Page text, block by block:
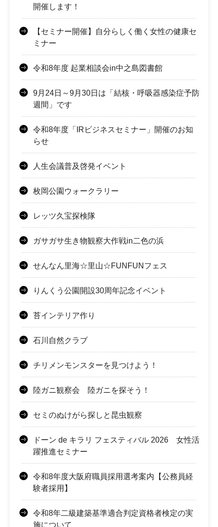
開催します！
【セミナー開催】自分らしく働く女性の健康セ
ミナー
令和8年度 起業相談会in中之島図書館
9月24日～9月30日は「結核・呼吸器感染症予防
週間」です
令和8年度「IRビジネスセミナー」開催のお知
らせ
人生会議普及啓発イベント
枚岡公園ウォークラリー
レッツ久宝探検隊
ガサガサ生き物観察大作戦in二色の浜
せんなん里海☆里山☆FUNFUNフェス
りんくう公園開設30周年記念イベント
苔インテリア作り
石川自然クラブ
チリメンモンスターを見つけよう！
陸ガニ観察会 陸ガニを探そう！
セミのぬけがら探しと昆虫観察
ドーン de キラリ フェスティバル 2026 女性活
躍推進セミナー
令和8年度大阪府職員採用選考案内【公務員経
験者採用】
令和8年二級建築基準適合判定資格者検定の実
施について